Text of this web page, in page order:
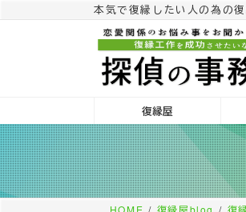
ス
キ
ッ
プ
ン
に
移
動
本気で復縁したい人の為の
復縁屋
HOME 復縁屋blog 復